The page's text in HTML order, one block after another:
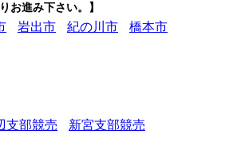
お進み下さい。】
岩出市 紀の川市
橋本市
支部競売 新宮支部競売